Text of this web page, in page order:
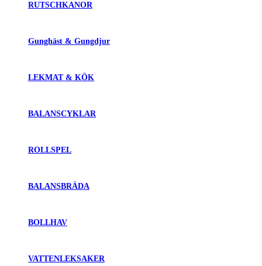
RUTSCHKANOR
Gunghäst & Gungdjur
LEKMAT & KÖK
BALANSCYKLAR
ROLLSPEL
BALANSBRÄDA
BOLLHAV
VATTENLEKSAKER